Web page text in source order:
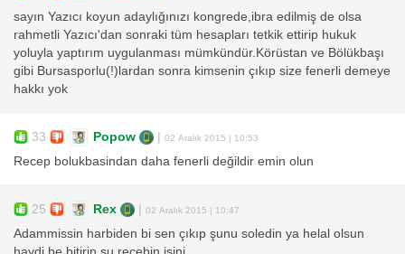
sayın Yazıcı koyun adaylığınızı kongrede,ibra edilmiş de olsa
rahmetli Yazıcı'dan sonraki tüm hesapları tetkik ettirip hukuk
yoluyla yaptırım uygulanması mümkündür.Körüstan ve Bölükbaşı
gibi Bursasporlu(!)lardan sonra kimsenin çıkıp size fenerli demeye
hakkı yok
33 Popow 02 Aralık 2015 | 10:53
Recep bolukbasindan daha fenerli değildir emin olun
25 Rex 02 Aralık 2015 | 10:47
Adammissin harbiden bi sen çıkıp şunu soledin ya helal olsun